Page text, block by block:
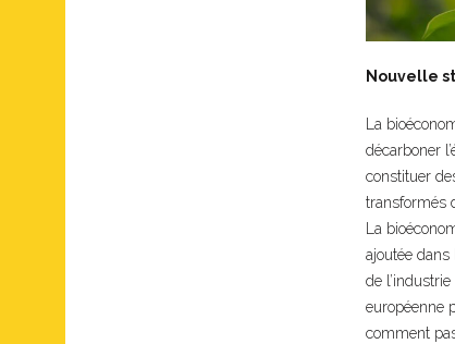
Nouvelle
La
décarboner
constituer
transformés
La
ajoutée
de
européenne
comment